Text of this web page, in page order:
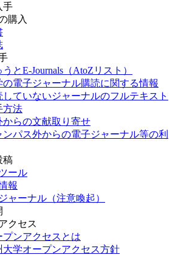
手
購入
うとE-Journals（AtoZリスト）
の電子ジャーナル購読に関する情報
していないジャーナルのフルテキスト
方法
からの文献取り寄せ
ンパス外からの電子ジャーナル等の利
稿
ール
報
ャーナル（注意喚起）
クセス
プンアクセスとは
大学オープンアクセス方針